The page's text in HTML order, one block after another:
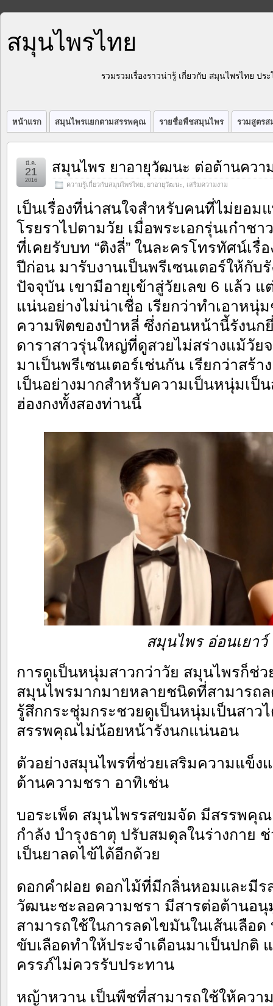
สมุนไพรไทย
รวมรวมเรื่องราวน่ารู้ เกี่ยวกับ สมุนไพรไทย ป
หน้าแรก สมุนไพรแยกตามสรรพคุณ รายชื่อพืชสมุนไพร รวมสูตรส
สมุนไพร ยาอายุวัฒนะ ต่อต้านควา
ความรู้เกี่ยวกับสมุนไพรไทย ยาอายุวัฒนะ เสริมความงาม
มี.ค.
21
2016
เป็นเรื่องที่น่าสนใจสำหรับคนที่ไม่ยอม
โรยราไปตามวัย เมื่อพระเอกรุ่นเก๋าชา
ที่เคยรับบท “ติงลี่” ในละครโทรทัศน์เรื่
ปีก่อน มารับงานเป็นพรีเซนเตอร์ให้กับ
ปัจจุบัน เขามีอายุเข้าสู่วัยเลข 6 แล้ว
แน่นอย่างไม่น่าเชื่อ เรียกว่าทำเอาหนุ่
ความฟิตของป๋าหลี่ ซึ่งก่อนหน้านี้รังนก
ดาราสาวรุ่นใหญ่ที่ดูสวยไม่สร่างแม้วัย
มาเป็นพรีเซนเตอร์เช่นกัน เรียกว่าสร้
เป็นอย่างมากสำหรับความเป็นหนุ่มเป็
ฮ่องกงทั้งสองท่านนี้
สมุนไพร อ่อนเยาว์
การดูเป็นหนุ่มสาวกว่าวัย สมุนไพรก็ช่
สมุนไพรมากมายหลายชนิดที่สามารถ
รู้สึกกระชุ่มกระชวยดูเป็นหนุ่มเป็นสาว
สรรพคุณไม่น้อยหน้ารังนกแน่นอน
ตัวอย่างสมุนไพรที่ช่วยเสริมความแข็ง
ต้านความชรา อาทิเช่น
บอระเพ็ด สมุนไพรรสขมจัด มีสรรพคุ
กำลัง บำรุงธาตุ ปรับสมดุลในร่างกาย
เป็นยาลดไข้ได้อีกด้วย
ดอกคำฝอย ดอกไม้ที่มีกลิ่นหอมและมีร
วัฒนะชะลอความชรา มีสารต่อต้านอนุ
สามารถใช้ในการลดไขมันในเส้นเลือด
ขับเลือดทำให้ประจำเดือนมาเป็นปกติ
ครรภ์ไม่ควรรับประทาน
หญ้าหวาน เป็นพืชที่สามารถใช้ให้คว